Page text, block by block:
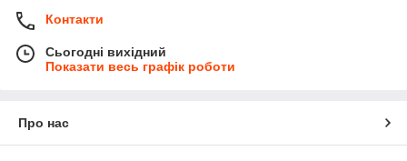
Контакти
Сьогодні вихідний
Показати весь графік роботи
Про нас